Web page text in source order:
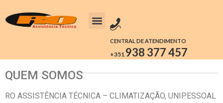
CENTRAL DE ATENDIMENTO
+351 938 377 457
QUEM SOMOS
RO ASSISTÊNCIA TÉCNICA – CLIMATIZAÇÃO, UNIPESSOAL